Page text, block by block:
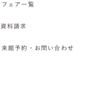
フェア一覧
資料請求
来館予約・お問い合わせ